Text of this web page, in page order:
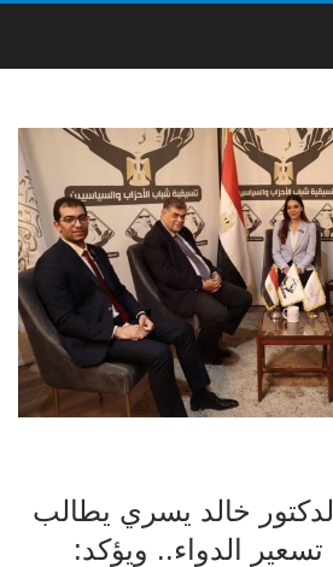
خالد يسري يطالب
الدواء.. ويؤكد: